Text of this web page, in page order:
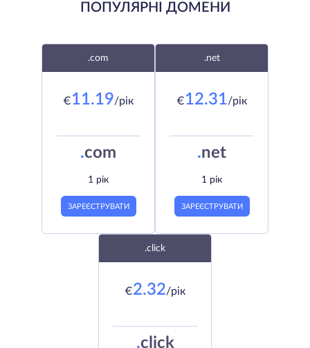
ПОПУЛЯРНІ ДОМЕНИ
.com
€11.19/рік
.com
1 рік
ЗАРЕЄСТРУВАТИ
.net
€12.31/рік
.net
1 рік
ЗАРЕЄСТРУВАТИ
.click
€2.32/рік
.click